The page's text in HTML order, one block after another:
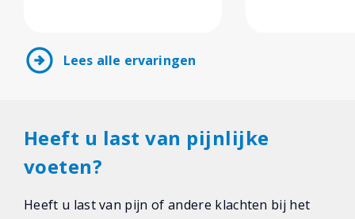
arrow_circle_right Lees alle ervaringen
Heeft u last van pijnlijke
voeten?
Heeft u last van pijn of andere klachten bij het